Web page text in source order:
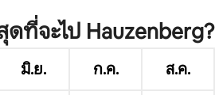
ดที่จะไป Hauzenberg?
มิ.ย. ก.ค. ส.ค.